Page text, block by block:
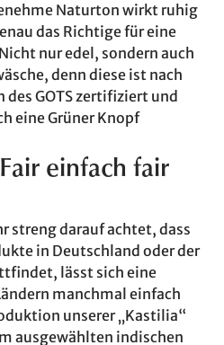
Naturton wirkt ruhig
das Richtige für eine
nur edel, sondern auch
denn diese ist nach
GOTS zertifiziert und
eine Grüner Knopf
einfach fair
streng darauf achtet, dass
in Deutschland oder der
lässt sich eine
manchmal einfach
unserer „Kastilia“
ausgewählten indischen